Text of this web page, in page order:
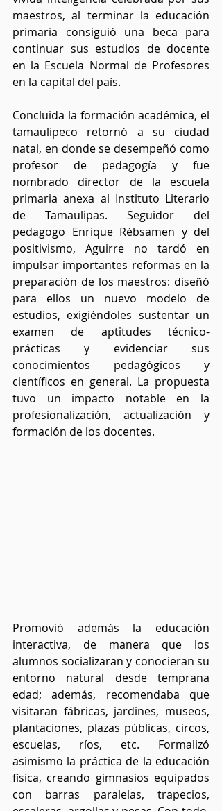
maestros, al terminar la educación
primaria consiguió una beca para
continuar sus estudios de docente
en la Escuela Normal de Profesores
en la capital del país.
Concluida la formación académica, el
tamaulipeco retornó a su ciudad
natal, en donde se desempeñó como
profesor de pedagogía y fue
nombrado director de la escuela
primaria anexa al Instituto Literario
de Tamaulipas. Seguidor del
pedagogo Enrique Rébsamen y del
positivismo, Aguirre no tardó en
impulsar importantes reformas en la
preparación de los maestros: diseñó
para ellos un nuevo modelo de
estudios, exigiéndoles sustentar un
examen de aptitudes técnico-
prácticas y evidenciar sus
conocimientos pedagógicos y
científicos en general. La propuesta
tuvo un impacto notable en la
profesionalización, actualización y
formación de los docentes.
Promovió además la educación
interactiva, de manera que los
alumnos socializaran y conocieran su
entorno natural desde temprana
edad; además, recomendaba que
visitaran fábricas, jardines, museos,
plantaciones, plazas públicas, circos,
escuelas, ríos, etc. Formalizó
asimismo la práctica de la educación
física, creando gimnasios equipados
con barras paralelas, trapecios,